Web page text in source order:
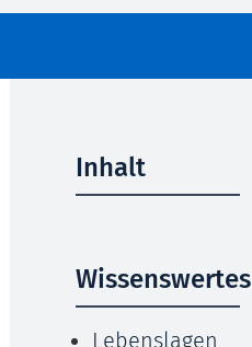
Inhalt
Wissenswertes
Lebenslagen